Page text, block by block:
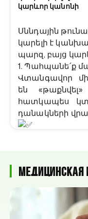
կարևոր կանոնի
Սննդային
կարելի է
պարզ, բայց
1. Պահպանե՛ք
Վտանգավոր
են
հատկապես
դանակների
Մաքուր պահե՛ք
սննդի
Медицинская